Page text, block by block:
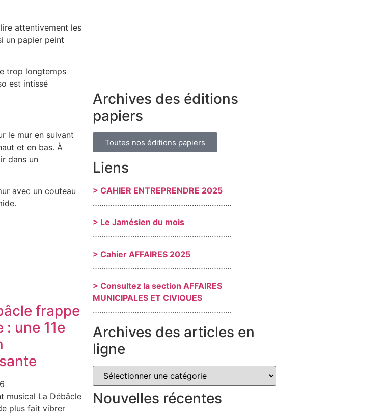
attentivement les
un papier peint
trop longtemps
est intissé
le mur en suivant
et en bas. À
dans un
avec un couteau
frappe
: une 11e
musical La Débâcle
plus fait vibrer
Archives des éditions
papiers
Toutes nos éditions papiers
Liens
> CAHIER ENTREPRENDRE 2025
………………………………………………………
> Le Jamésien du mois
………………………………………………………
> Cahier AFFAIRES 2025
………………………………………………………
> Consultez la section AFFAIRES
MUNICIPALES ET CIVIQUES
………………………………………………………
Archives des articles en
ligne
Nouvelles récentes